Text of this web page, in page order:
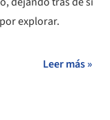
explorar.
Leer más »